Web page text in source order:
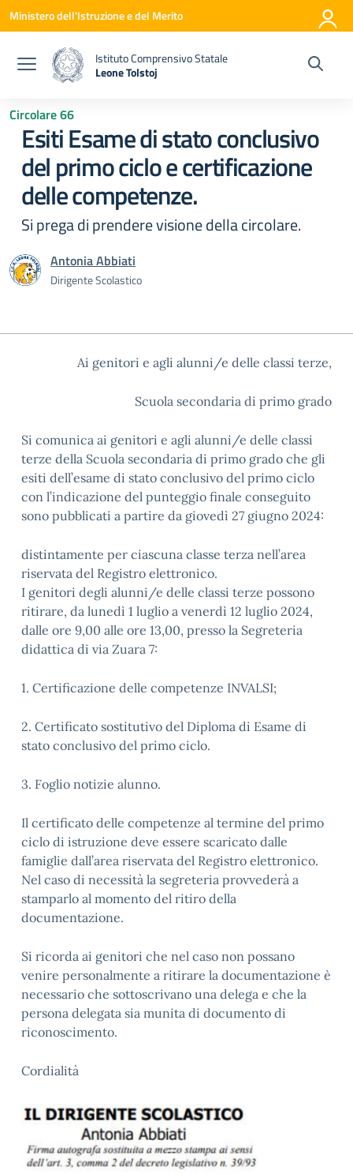
Vai ai contenuti
Vai al menu di navigazione
Vai al footer
Ministero dell'Istruzione e del Merito
Istituto Comprensivo Statale
Leone Tolstoj
Circolare 66
Esiti Esame di stato conclusivo
del primo ciclo e certificazione
delle competenze.
Si prega di prendere visione della circolare.
Antonia Abbiati
Dirigente Scolastico
Ai genitori e agli alunni/e delle classi terze,
Scuola secondaria di primo grado
Si comunica ai genitori e agli alunni/e delle classi
terze della Scuola secondaria di primo grado che gli
esiti dell’esame di stato conclusivo del primo ciclo
con l’indicazione del punteggio finale conseguito
sono pubblicati a partire da giovedì 27 giugno 2024:
distintamente per ciascuna classe terza nell’area
riservata del Registro elettronico.
I genitori degli alunni/e delle classi terze possono
ritirare, da lunedì 1 luglio a venerdì 12 luglio 2024,
dalle ore 9,00 alle ore 13,00, presso la Segreteria
didattica di via Zuara 7:
1. Certificazione delle competenze INVALSI;
2. Certificato sostitutivo del Diploma di Esame di
stato conclusivo del primo ciclo.
3. Foglio notizie alunno.
Il certificato delle competenze al termine del primo
ciclo di istruzione deve essere scaricato dalle
famiglie dall’area riservata del Registro elettronico.
Nel caso di necessità la segreteria provvederà a
stamparlo al momento del ritiro della
documentazione.
Si ricorda ai genitori che nel caso non possano
venire personalmente a ritirare la documentazione è
necessario che sottoscrivano una delega e che la
persona delegata sia munita di documento di
riconoscimento.
Cordialità